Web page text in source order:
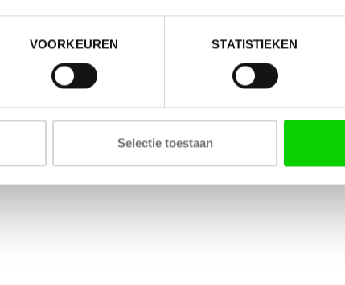
VOORKEUREN STATISTIEKEN
Selectie toestaan